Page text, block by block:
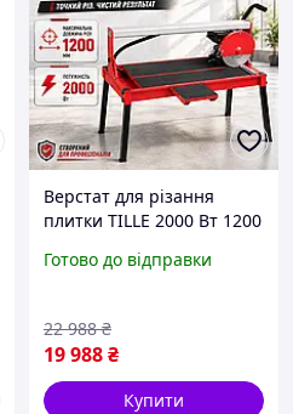
Верстат для різання
плитки TILLE 2000 Вт 1200
для обробки мармуру
кутом нахилу
Готово до відправки
19 988₴
22 988 ₴
Купити